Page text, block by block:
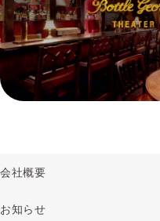
会社概要
お知らせ